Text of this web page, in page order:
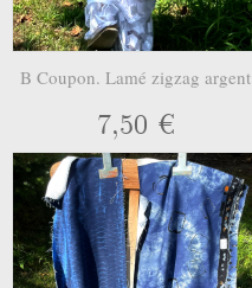
B Coupon. Lamé zigzag argent
7,50 €